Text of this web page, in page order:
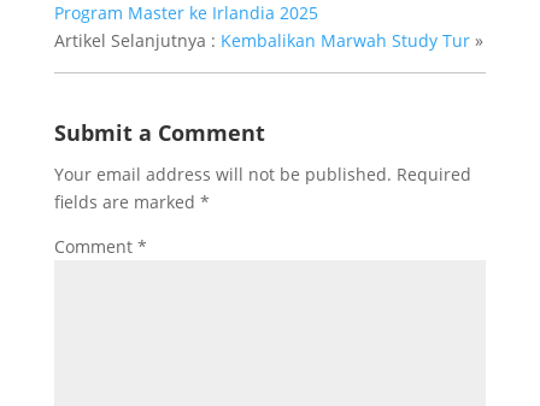
Program Master ke Irlandia 2025
Artikel Selanjutnya : Kembalikan Marwah Study Tur»
Submit a Comment
Your email address will not be published. Required
fields are marked *
Comment *